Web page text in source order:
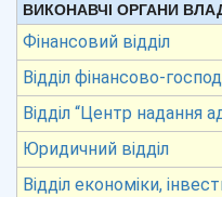
ВИКОНАВЧІ ОРГАНИ
Фінансовий відділ
Відділ фінансово-
Відділ “Центр надання
Юридичний відділ
Відділ економіки,